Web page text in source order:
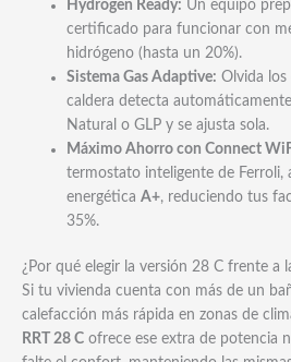
Hydrogen Ready: Un equipo
certificado para funcionar con
hidrógeno (hasta un 20%).
Sistema Gas Adaptive: Olvida los
caldera detecta
Natural o GLP y se ajusta sola.
Máximo Ahorro con Connect
termostato inteligente de Ferroli,
energéticaA+, reduciendo tus
35%.
¿Por qué elegir la versión 28 C frente a
Si tu vivienda cuenta con más de un
calefacción más rápida en zonas de
RRT 28 C ofrece ese extra de potencia